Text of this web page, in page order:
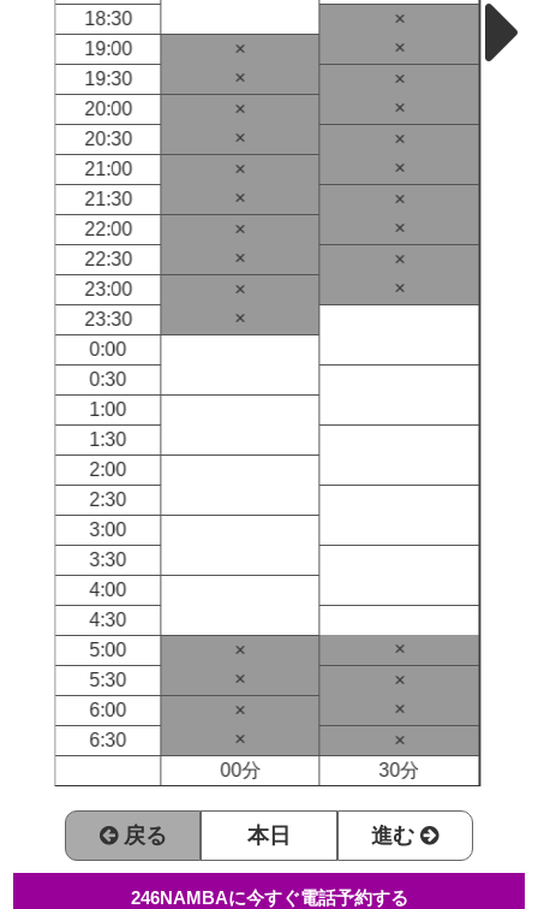
18:30
×
19:00
×
×
19:30
×
×
20:00
×
×
20:30
×
×
21:00
×
×
21:30
×
×
22:00
×
×
22:30
×
×
23:00
×
×
23:30
×
0:00
0:30
1:00
1:30
2:00
2:30
3:00
3:30
4:00
4:30
5:00
×
×
5:30
×
×
6:00
×
×
6:30
×
×
00分
30分
戻る 本日 進む
246NAMBAに今すぐ電話予約する